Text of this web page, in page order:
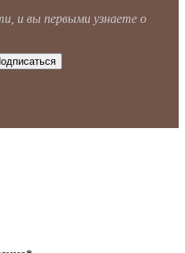
и вы первыми узнаете о